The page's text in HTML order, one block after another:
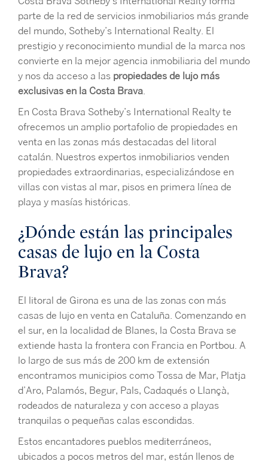
parte de la red de servicios inmobiliarios más grande
del mundo, Sotheby’s International Realty. El
prestigio y reconocimiento mundial de la marca nos
convierte en la mejor agencia inmobiliaria del mundo
y nos da acceso a las propiedades de lujo más
exclusivas en la Costa Brava.
En Costa Brava Sotheby’s International Realty te
ofrecemos un amplio portafolio de propiedades en
venta en las zonas más destacadas del litoral
catalán. Nuestros expertos inmobiliarios venden
propiedades extraordinarias, especializándose en
villas con vistas al mar, pisos en primera línea de
playa y masías históricas.
¿Dónde están las principales
casas de lujo en la Costa
Brava?
El litoral de Girona es una de las zonas con más
casas de lujo en venta en Cataluña. Comenzando en
el sur, en la localidad de Blanes, la Costa Brava se
extiende hasta la frontera con Francia en Portbou. A
lo largo de sus más de 200 km de extensión
encontramos municipios como Tossa de Mar, Platja
d’Aro, Palamós, Begur, Pals, Cadaqués o Llançà,
rodeados de naturaleza y con acceso a playas
tranquilas o pequeñas calas escondidas.
Estos encantadores pueblos mediterráneos,
ubicados a pocos metros del mar, están llenos de